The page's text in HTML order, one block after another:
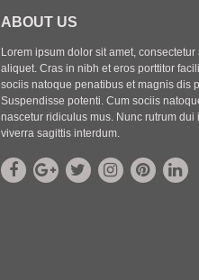
ABOUT US
Lorem ipsum dolor sit amet,
aliquet. Cras in nibh et eros porttitor
sociis natoque penatibus et magnis dis
Suspendisse potenti. Cum sociis
nascetur ridiculus mus. Nunc rutrum
viverra sagittis interdum.